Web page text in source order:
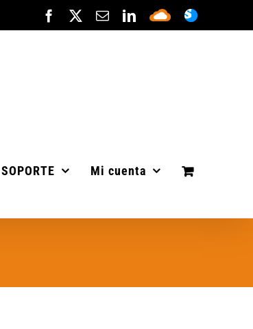
Facebook
X
Correo
electrónico
LinkedIn
Sepa
Cloud
SOPORTE Mi cuenta